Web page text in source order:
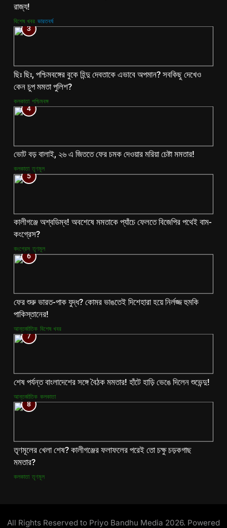
রাজ্য!
বিশেষ খবর ভারতবর্ষ
3
ছিঃ ছিঃ, পশ্চিমবঙ্গের বুকে হিন্দু দেবতাকে এভাবে অপমান? সবকিছু দেখেও
কেন চুপ মমতা পুলিশ?
কলকাতা পশ্চিমবঙ্গ
4
ভোট বড় বালাই, ২৬ এ জিততে ফের চমক দেওয়ার মরিয়া চেষ্টা মমতার!
কলকাতা তৃণমূল
5
কালীগঞ্জে অশ্বডিম্ব! অবশেষে মমতাকে প্যাঁচে ফেলতে বিজেপির পথেই বাম-
কংগ্রেস?
কংগ্রেস তৃণমূল
6
ফের শুরু ভারত-পাক যুদ্ধ? কোমর ভাঙতেই দিশেহারা হয়ে নির্লজ্জ হুমকি
পাকিস্তানের!
আন্তর্জাতিক বিশেষ খবর
7
শেষ পর্যন্ত বাংলাদেশের সঙ্গে বৈঠক মমতার! হাঁটে হাড়ি ভেঙে দিলেন শুভেন্দু!
আন্তর্জাতিক কলকাতা
8
তৃণমূলের খেলা শেষ? কালীগঞ্জের ফলাফলের পরেই তো চক্ষু চড়কগাছ
মমতার?
কলকাতা তৃণমূল
All Rights Reserved to Priyo Bandhu Media 2026. Powered